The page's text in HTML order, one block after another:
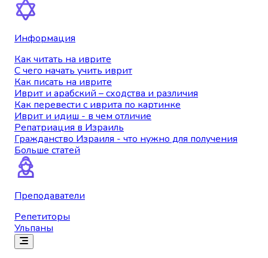
Информация
Как читать на иврите
С чего начать учить иврит
Как писать на иврите
Иврит и арабский – сходства и различия
Как перевести с иврита по картинке
Иврит и идиш - в чем отличие
Репатриация в Израиль
Гражданство Израиля - что нужно для получения
Больше статей
Преподаватели
Репетиторы
Ульпаны